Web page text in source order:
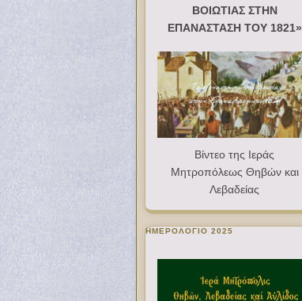
ΒΟΙΩΤΙΑΣ ΣΤΗΝ
ΕΠΑΝΑΣΤΑΣΗ ΤΟΥ 1821»
Βίντεο της Ιεράς
Μητροπόλεως Θηβών και
Λεβαδείας
ΗΜΕΡΟΛΟΓΙΟ 2025